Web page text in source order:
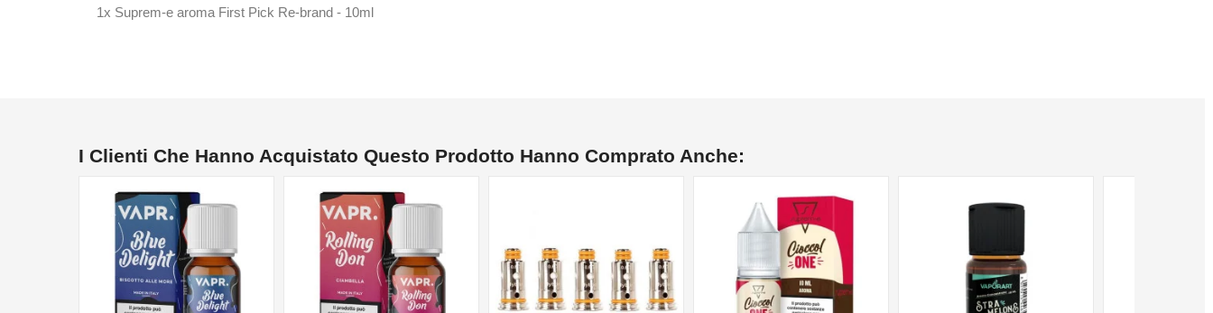
1x Suprem-e aroma First Pick Re-brand - 10ml
I Clienti Che Hanno Acquistato Questo Prodotto Hanno Comprato Anche: